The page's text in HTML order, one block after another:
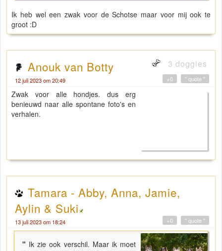
Ik heb wel een zwak voor de Schotse maar voor mij ook te
groot :D
Anouk van Botty 3 doggies
12 juli 2023 om 20:49 " quote "
+0
Zwak voor alle hondjes. dus erg
benieuwd naar alle spontane foto's en
verhalen.
Tamara - Abby, Anna, Jamie,
Aylin & Suki
13 juli 2023 om 18:24 " quote "
+0
" Ik zie ook verschil. Maar ik moet